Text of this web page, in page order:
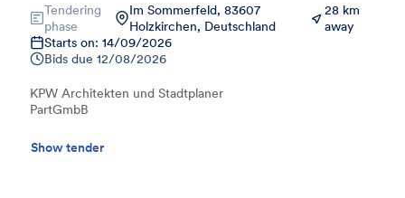
Tendering
phase
Im Sommerfeld, 83607
Holzkirchen, Deutschland
28 km
away
Starts on: 14/09/2026
Bids due 12/08/2026
KPW Architekten und Stadtplaner
PartGmbB
Show tender